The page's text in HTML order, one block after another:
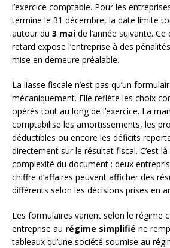
l’exercice comptable. Pour les
termine le 31 décembre, la date limite
autour du 3 mai de l’année suivante.
retard expose l’entreprise à des
mise en demeure préalable.
La liasse fiscale n’est pas qu’un
mécaniquement. Elle reflète les choix
opérés tout au long de l’exercice. La
comptabilise les amortissements, les
déductibles ou encore les déficits
directement sur le résultat fiscal. C’est
complexité du document : deux
chiffre d’affaires peuvent afficher des
différents selon les décisions prises en
Les formulaires varient selon le régime
entreprise au régime simplifié ne
tableaux qu’une société soumise au